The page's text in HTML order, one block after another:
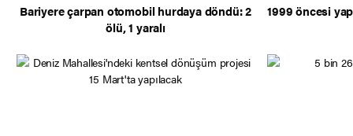
Bariyere çarpan otomobil hurdaya döndü: 2
ölü, 1 yaralı
1999 öncesi